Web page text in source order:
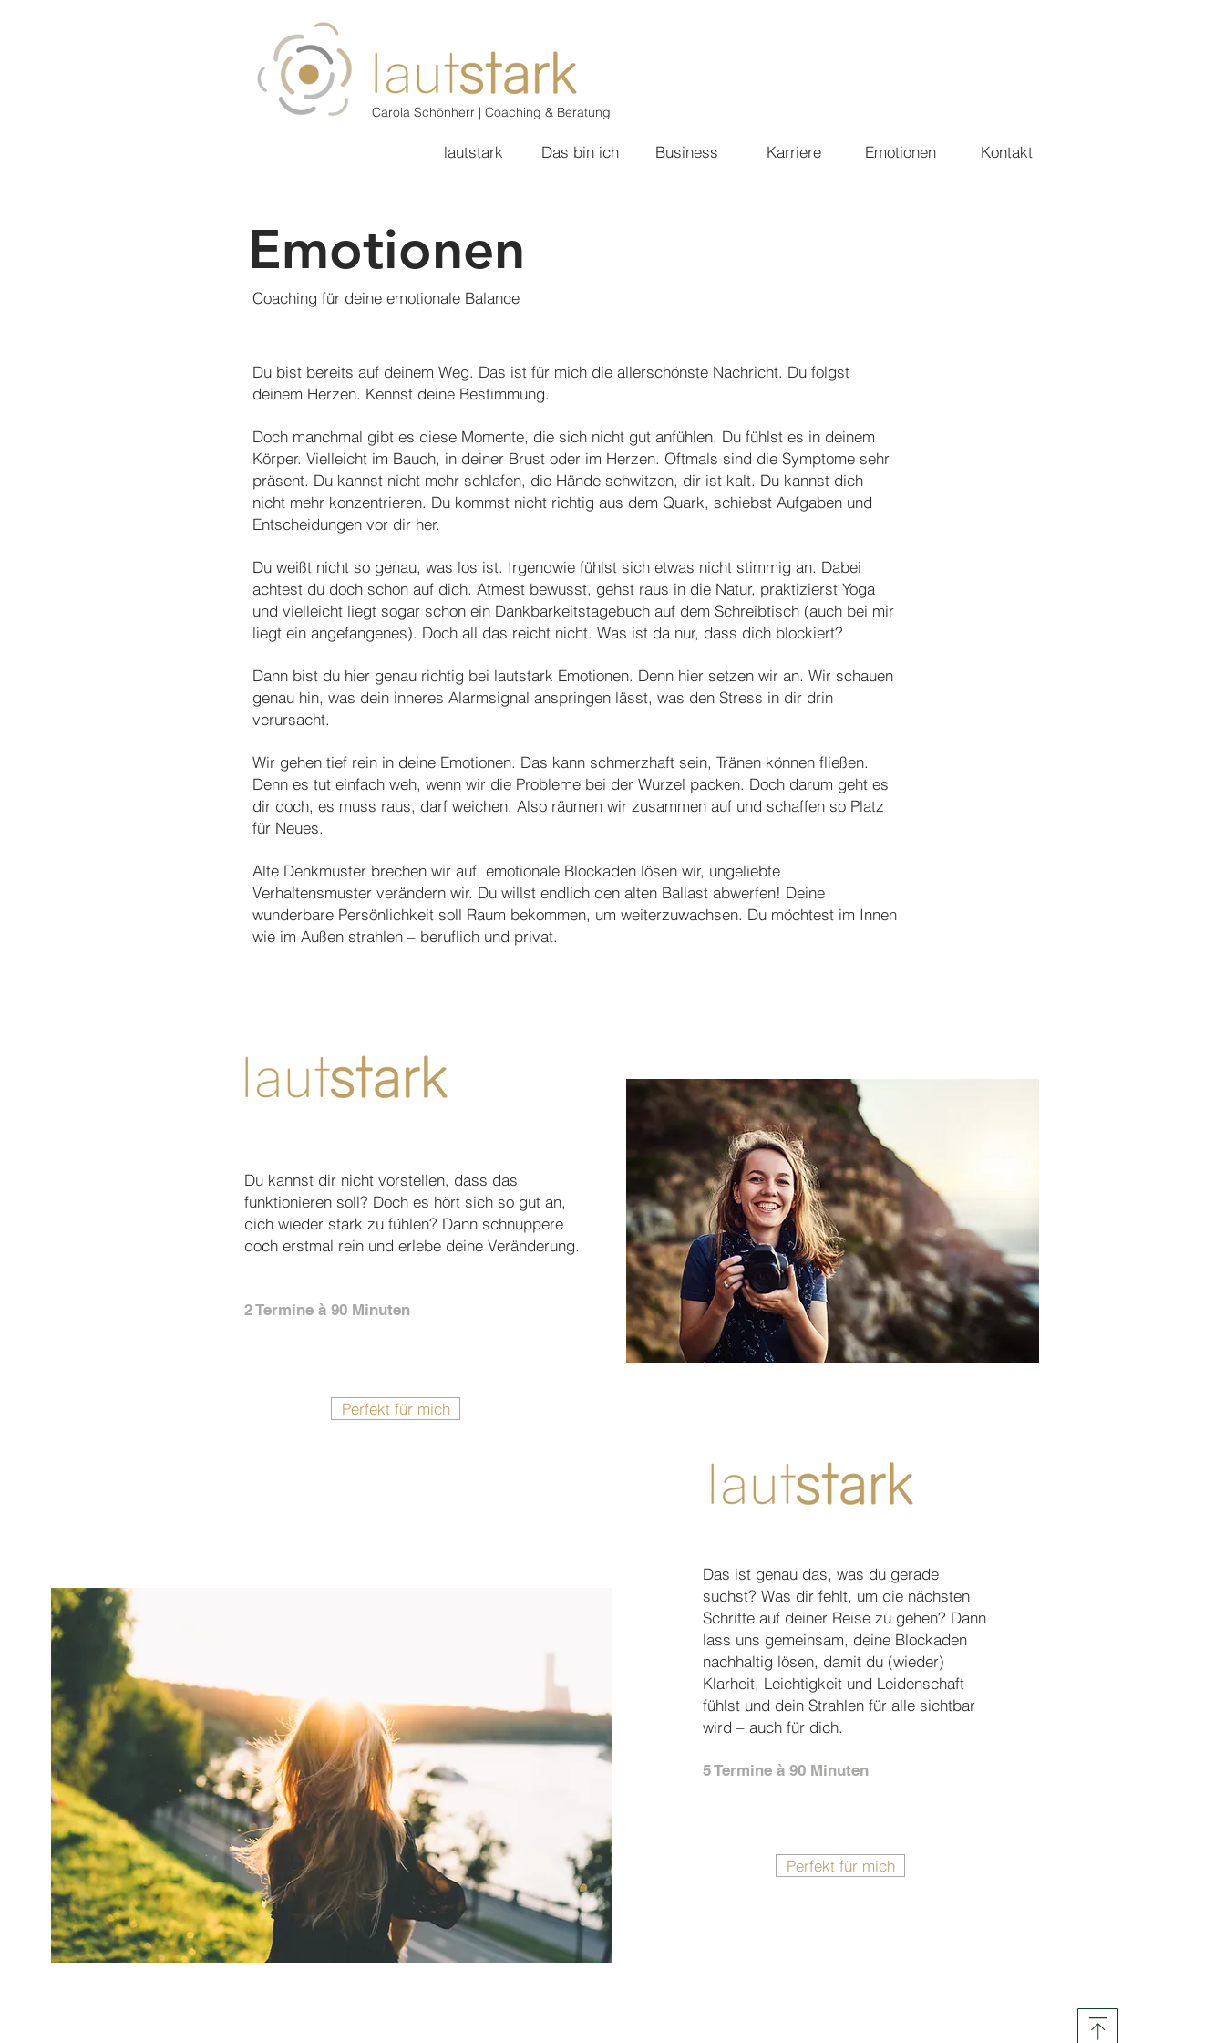
Carola Schönherr | Coaching & Beratung
lautstark Das bin ich Business Karriere Emotionen Kontakt
Emotionen
Coaching für deine emotionale Balance
Du bist bereits auf deinem Weg. Das ist für mich die allerschönste Nachricht. Du folgst
deinem Herzen. Kennst deine Bestimmung.
Doch manchmal gibt es diese Momente, die sich nicht gut anfühlen. Du fühlst es in deinem
Körper. Vielleicht im Bauch, in deiner Brust oder im Herzen. Oftmals sind die Symptome sehr
präsent. Du kannst nicht mehr schlafen, die Hände schwitzen, dir ist kalt. Du kannst dich
nicht mehr konzentrieren. Du kommst nicht richtig aus dem Quark, schiebst Aufgaben und
Entscheidungen vor dir her.
Du weißt nicht so genau, was los ist. Irgendwie fühlst sich etwas nicht stimmig an. Dabei
achtest du doch schon auf dich. Atmest bewusst, gehst raus in die Natur, praktizierst Yoga
und vielleicht liegt sogar schon ein Dankbarkeitstagebuch auf dem Schreibtisch (auch bei mir
liegt ein angefangenes). Doch all das reicht nicht. Was ist da nur, dass dich blockiert?
Dann bist du hier genau richtig bei lautstark Emotionen. Denn hier setzen wir an. Wir schauen
genau hin, was dein inneres Alarmsignal anspringen lässt, was den Stress in dir drin
verursacht.
Wir gehen tief rein in deine Emotionen. Das kann schmerzhaft sein, Tränen können fließen.
Denn es tut einfach weh, wenn wir die Probleme bei der Wurzel packen. Doch darum geht es
dir doch, es muss raus, darf weichen. Also räumen wir zusammen auf und schaffen so Platz
für Neues.
Alte Denkmuster brechen wir auf, emotionale Blockaden lösen wir, ungeliebte
Verhaltensmuster verändern wir. Du willst endlich den alten Ballast abwerfen! Deine
wunderbare Persönlichkeit soll Raum bekommen, um weiterzuwachsen. Du möchtest im Innen
wie im Außen strahlen – beruflich und privat.
Du kannst dir nicht vorstellen, dass das
funktionieren soll? Doch es hört sich so gut an,
dich wieder stark zu fühlen? Dann schnuppere
doch erstmal rein und erlebe deine Veränderung.
2 Termine à 90 Minuten
Perfekt für mich
Das ist genau das, was du gerade
suchst? Was dir fehlt, um die nächsten
Schritte auf deiner Reise zu gehen? Dann
lass uns gemeinsam, deine Blockaden
nachhaltig lösen, damit du (wieder)
Klarheit, Leichtigkeit und Leidenschaft
fühlst und dein Strahlen für alle sichtbar
wird – auch für dich.
5 Termine à 90 Minuten
Perfekt für mich